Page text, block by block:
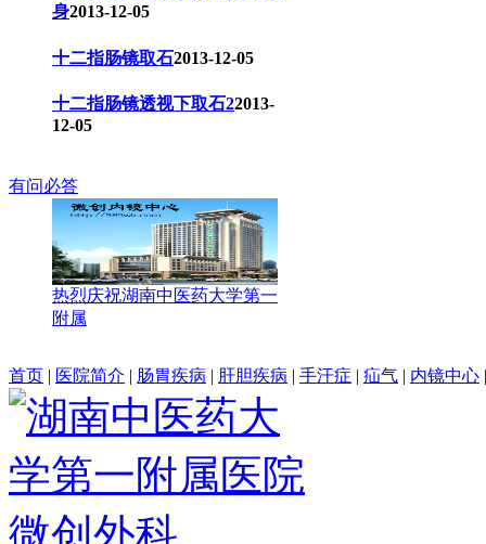
身2013-12-05
十二指肠镜取石2013-12-05
十二指肠镜透视下取石22013-
12-05
有问必答
热烈庆祝湖南中医药大学第一
附属
首页 | 医院简介 | 肠胃疾病 | 肝胆疾病 | 手汗症 | 疝气 | 内镜中心